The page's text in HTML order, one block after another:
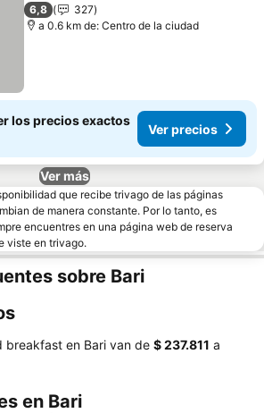
Ver precios
6,8
327
a 0.6 km de: Centro de la ciudad
los precios exactos
Ver precios
Ver más
que recibe trivago de las páginas
de manera constante. Por lo tanto, es
encuentres en una página web de reserva
viste en trivago.
sobre Bari
breakfast en Bari van de ‎$ 237.811 a
en Bari